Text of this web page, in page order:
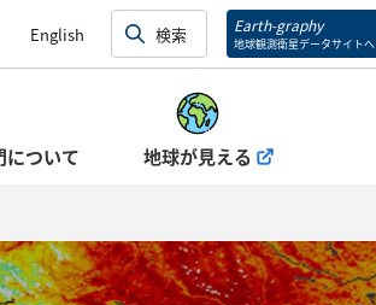
English Earth-graphy
地球観測衛星データサイトへ
について 地球が見える